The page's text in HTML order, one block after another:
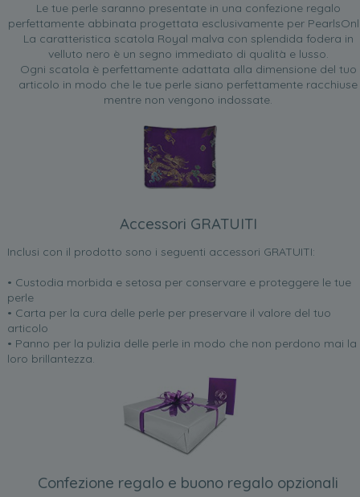
Le tue perle saranno presentate in una confezione regalo
perfettamente abbinata progettata esclusivamente per
La caratteristica scatola Royal malva con splendida fodera in
velluto nero è un segno immediato di qualità e lusso.
Ogni scatola è perfettamente adattata alla dimensione del tuo
articolo in modo che le tue perle siano perfettamente racchiuse
mentre non vengono indossate.
Accessori GRATUITI
Inclusi con il prodotto sono i seguenti accessori GRATUITI:
• Custodia morbida e setosa per conservare e proteggere le tue
perle
• Carta per la cura delle perle per preservare il valore del tuo
articolo
• Panno per la pulizia delle perle in modo che non perdono mai la
loro brillantezza.
Confezione regalo e buono regalo opzionali